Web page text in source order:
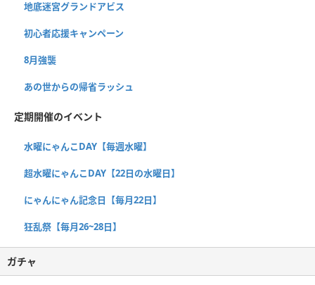
地底迷宮グランドアビス
初心者応援キャンペーン
8月強襲
あの世からの帰省ラッシュ
定期開催のイベント
水曜にゃんこDAY【毎週水曜】
超水曜にゃんこDAY【22日の水曜日】
にゃんにゃん記念日【毎月22日】
狂乱祭【毎月26~28日】
ガチャ